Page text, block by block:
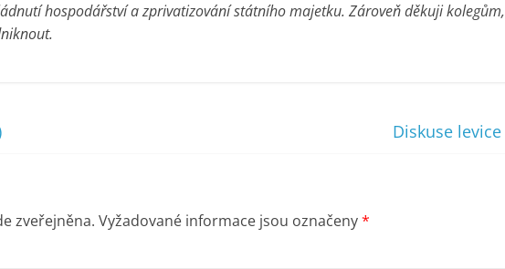
hospodářství a zprivatizování státního majetku. Zároveň děkuji kolegům,
Diskuse levice
zveřejněna. Vyžadované informace jsou označeny*